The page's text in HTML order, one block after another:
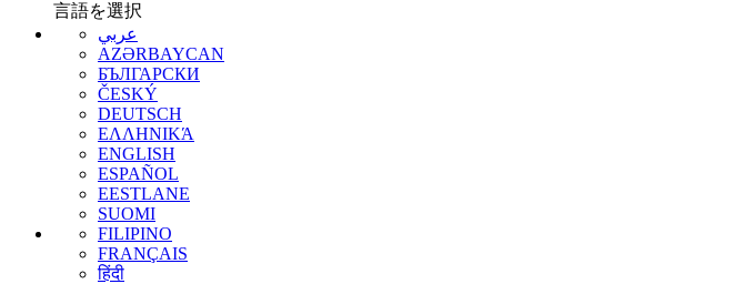
言語を選択
عربي
AZƏRBAYCAN
БЪЛГАРСКИ
ČESKÝ
DEUTSCH
ΕΛΛΗΝΙΚΆ
ENGLISH
ESPAÑOL
EESTLANE
SUOMI
FILIPINO
FRANÇAIS
हिंदी